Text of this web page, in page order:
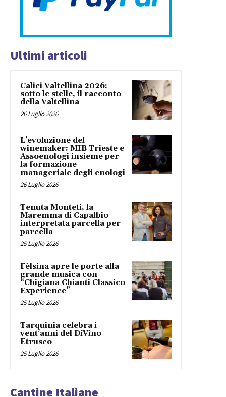
Ultimi articoli
Calici Valtellina 2026:
sotto le stelle, il racconto
della Valtellina
26 Luglio 2026
L’evoluzione del
winemaker: MIB Trieste e
Assoenologi insieme per
la formazione
manageriale degli enologi
26 Luglio 2026
Tenuta Monteti, la
Maremma di Capalbio
interpretata parcella per
parcella
25 Luglio 2026
Fèlsina apre le porte alla
grande musica con
“Chigiana Chianti Classico
Experience”
25 Luglio 2026
Tarquinia celebra i
vent’anni del DiVino
Etrusco
25 Luglio 2026
Cantine Italiane